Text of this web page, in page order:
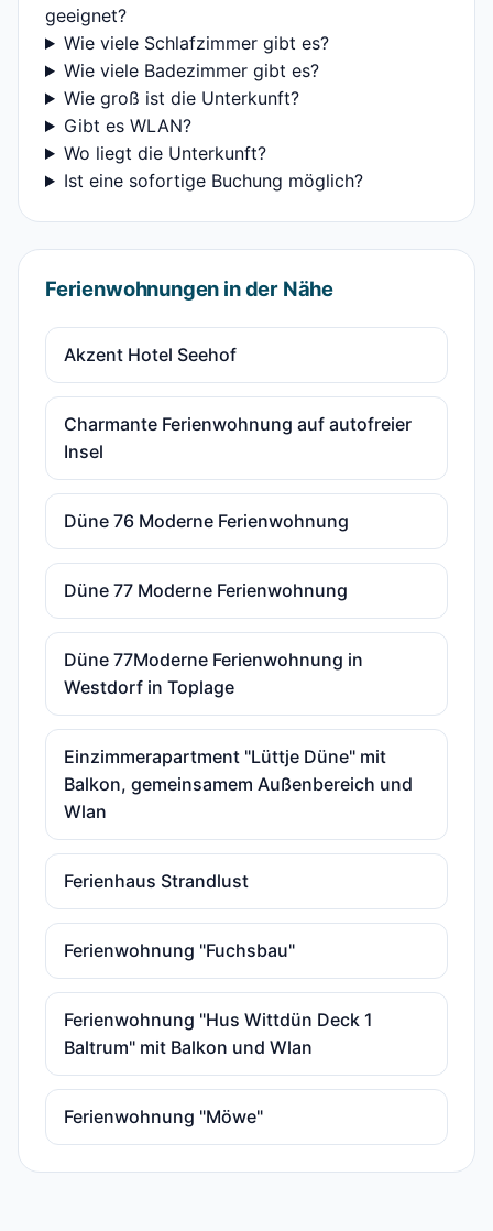
geeignet?
Wie viele Schlafzimmer gibt es?
Wie viele Badezimmer gibt es?
Wie groß ist die Unterkunft?
Gibt es WLAN?
Wo liegt die Unterkunft?
Ist eine sofortige Buchung möglich?
Ferienwohnungen in der Nähe
Akzent Hotel Seehof
Charmante Ferienwohnung auf autofreier
Insel
Düne 76 Moderne Ferienwohnung
Düne 77 Moderne Ferienwohnung
Düne 77Moderne Ferienwohnung in
Westdorf in Toplage
Einzimmerapartment "Lüttje Düne" mit
Balkon, gemeinsamem Außenbereich und
Wlan
Ferienhaus Strandlust
Ferienwohnung "Fuchsbau"
Ferienwohnung "Hus Wittdün Deck 1
Baltrum" mit Balkon und Wlan
Ferienwohnung "Möwe"